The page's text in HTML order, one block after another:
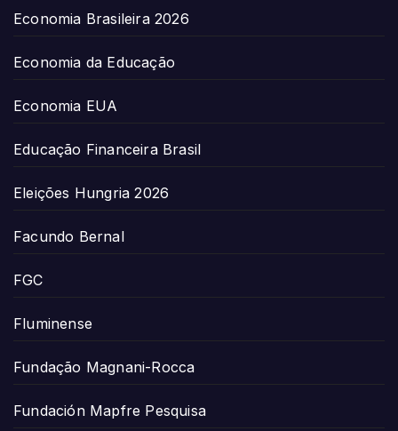
Economia Brasileira 2026
Economia da Educação
Economia EUA
Educação Financeira Brasil
Eleições Hungria 2026
Facundo Bernal
FGC
Fluminense
Fundação Magnani-Rocca
Fundación Mapfre Pesquisa